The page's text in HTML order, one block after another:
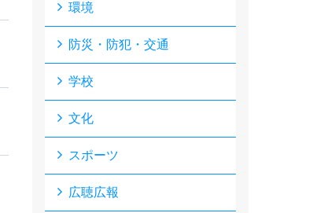
環境
防災・防犯・交通
学校
文化
スポーツ
広聴広報